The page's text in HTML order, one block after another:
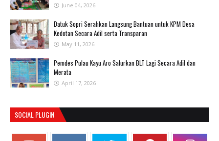
June 04, 2026
Datuk Sopri Serahkan Langsung Bantuan untuk KPM Desa
Kedotan Secara Adil serta Transparan
May 11, 2026
Pemdes Pulau Kayu Aro Salurkan BLT Lagi Secara Adil dan
Merata
April 17, 2026
SOCIAL PLUGIN